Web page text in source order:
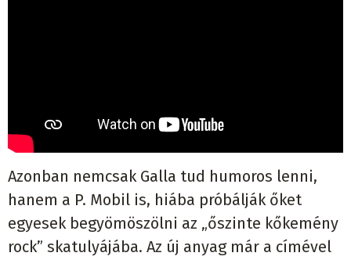
Azonban nemcsak Galla tud humoros lenni,
hanem a P. Mobil is, hiába próbálják őket
egyesek begyömöszölni az „őszinte kőkemény
rock” skatulyájába. Az új anyag már a címével